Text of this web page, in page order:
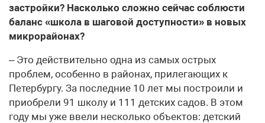
застройки? Насколько сложно сейчас соблюсти
баланс «школа в шаговой доступности» в новых
микрорайонах?
– Это действительно одна из самых острых
проблем, особенно в районах, прилегающих к
Петербургу. За последние 10 лет мы построили и
приобрели 91 школу и 111 детских садов. В этом
году мы уже ввели несколько объектов: детский